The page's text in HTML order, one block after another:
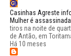
Casinhas Agreste
Mulher é
tiros na noite de
de Antão, em
Há 10 meses